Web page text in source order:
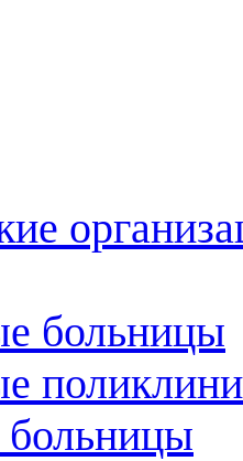
больницы
больницы